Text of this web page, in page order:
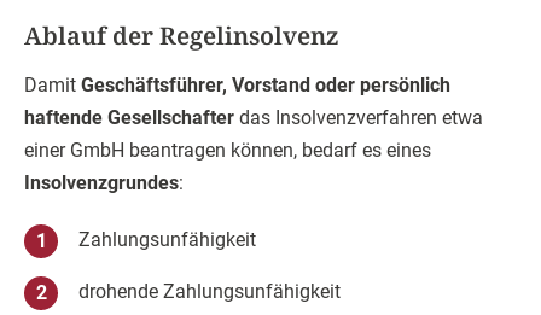
Ablauf der Regelinsolvenz
Damit Geschäftsführer, Vorstand oder persönlich
haftende Gesellschafter das Insolvenzverfahren etwa
einer GmbH beantragen können, bedarf es eines
Insolvenzgrundes:
Zahlungsunfähigkeit
drohende Zahlungsunfähigkeit